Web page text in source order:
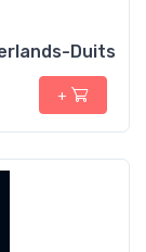
Duits
+